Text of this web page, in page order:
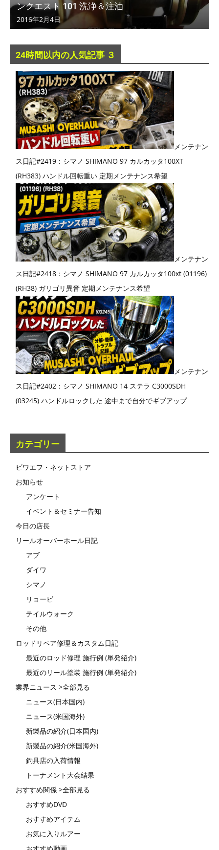
ンクエスト 101 洗浄＆注油
2016年2月4日
24時間以内の人気記事 ３
メンテナン
ス日記#2419：シマノ SHIMANO 97 カルカッタ100XT
(RH383) ハンドル回転重い 定期メンテナンス希望
メンテナン
ス日記#2418：シマノ SHIMANO 97 カルカッタ100xt (01196)
(RH38) ガリゴリ異音 定期メンテナンス希望
メンテナン
ス日記#2402：シマノ SHIMANO 14 ステラ C3000SDH
(03245) ハンドルロックした 途中まで自分でギブアップ
カテゴリー
ビワエフ・ネットストア
お知らせ
アンケート
イベント＆セミナー告知
今日の店長
リールオーバーホール日記
アブ
ダイワ
シマノ
リョービ
テイルウォーク
その他
ロッドリペア修理＆カスタム日記
最近のロッド修理 施行例 (単発紹介)
最近のリール塗装 施行例 (単発紹介)
業界ニュース >全部見る
ニュース(日本国内)
ニュース(米国海外)
新製品の紹介(日本国内)
新製品の紹介(米国海外)
釣具店の入荷情報
トーナメント大会結果
おすすめ関係 >全部見る
おすすめDVD
おすすめアイテム
お気に入りルアー